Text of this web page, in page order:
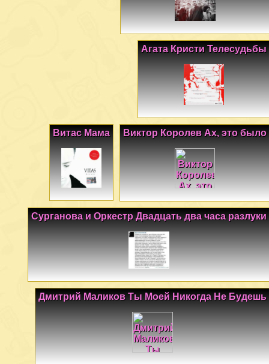
Агата Кристи Телесудьбы
Виктор Королев Ах, это было
Витас Мама
Сурганова и Оркестр Двадцать два часа разлуки
Дмитрий Маликов Ты Моей Никогда Не Будешь